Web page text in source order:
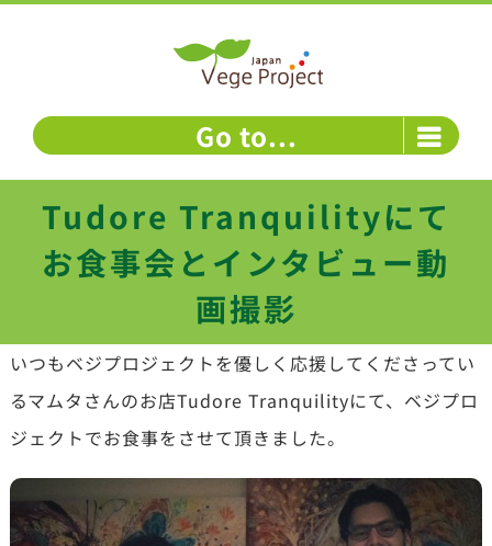
Go to...
Tudore Tranquilityにて
お食事会とインタビュー動
画撮影
いつもベジプロジェクトを優しく応援してくださってい
るマムタさんのお店Tudore Tranquilityにて、ベジプロ
ジェクトでお食事をさせて頂きました。